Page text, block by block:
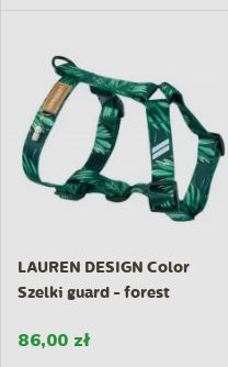
LAUREN DESIGN Color
Szelki guard - forest
86,00 zł